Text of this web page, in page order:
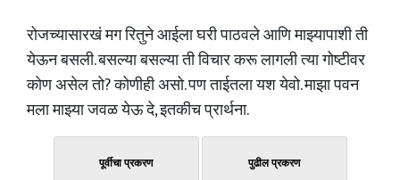
रोजच्यासारखं मग रितुने आईला घरी पाठवले आणि माझ्यापाशी ती
येऊन बसली. बसल्या बसल्या ती विचार करू लागली त्या गोष्टीवर
कोण असेल तो? कोणीही असो. पण ताईतला यश येवो. माझा पवन
मला माझ्या जवळ येऊ दे, इतकीच प्रार्थना.
पूर्वीचा प्रकरण पुढील प्रकरण